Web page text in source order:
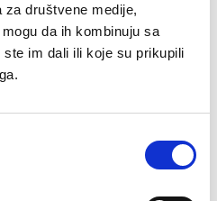
društvene medije,
da ih kombinuju sa
im dali ili koje su prikupili
IT profila